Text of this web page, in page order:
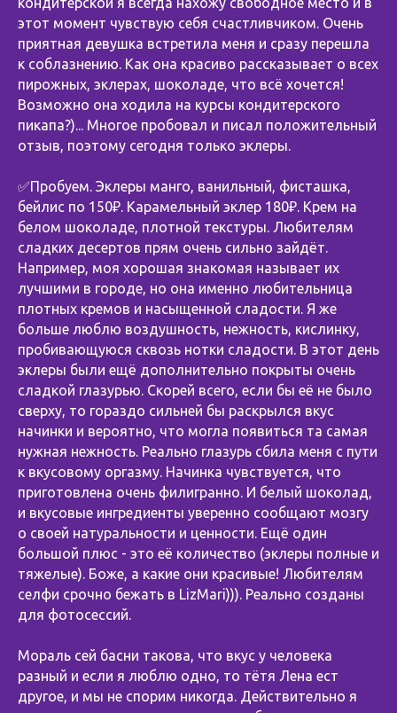
этот момент чувствую себя счастливчиком. Очень
приятная девушка встретила меня и сразу перешла
к соблазнению. Как она красиво рассказывает о всех
пирожных, эклерах, шоколаде, что всё хочется!
Возможно она ходила на курсы кондитерского
пикапа?)... Многое пробовал и писал положительный
отзыв, поэтому сегодня только эклеры.
✅Пробуем. Эклеры манго, ванильный, фисташка,
бейлис по 150₽. Карамельный эклер 180₽. Крем на
белом шоколаде, плотной текстуры. Любителям
сладких десертов прям очень сильно зайдёт.
Например, моя хорошая знакомая называет их
лучшими в городе, но она именно любительница
плотных кремов и насыщенной сладости. Я же
больше люблю воздушность, нежность, кислинку,
пробивающуюся сквозь нотки сладости. В этот день
эклеры были ещё дополнительно покрыты очень
сладкой глазурью. Скорей всего, если бы её не было
сверху, то гораздо сильней бы раскрылся вкус
начинки и вероятно, что могла появиться та самая
нужная нежность. Реально глазурь сбила меня с пути
к вкусовому оргазму. Начинка чувствуется, что
приготовлена очень филигранно. И белый шоколад,
и вкусовые ингредиенты уверенно сообщают мозгу
о своей натуральности и ценности. Ещё один
большой плюс - это её количество (эклеры полные и
тяжелые). Боже, а какие они красивые! Любителям
селфи срочно бежать в LizMari))). Реально созданы
для фотосессий.
Мораль сей басни такова, что вкус у человека
разный и если я люблю одно, то тётя Лена ест
другое, и мы не спорим никогда. Действительно я